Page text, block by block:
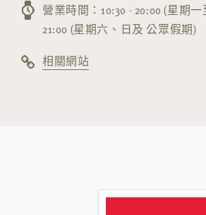
營業時間：10:30 - 20:00 (星期一
21:00 (星期六、日及 公眾假期)
相關網站